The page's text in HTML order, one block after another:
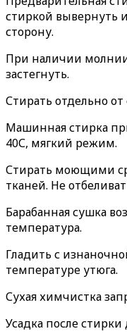
стиркой вывернуть
сторону.
При наличии
застегнуть.
Стирать отдельно
Машинная стирка
40С, мягкий режим.
Стирать моющими
тканей. Не
Барабанная сушка
температура.
Гладить с
температуре утюга.
Сухая химчистка
Усадка после